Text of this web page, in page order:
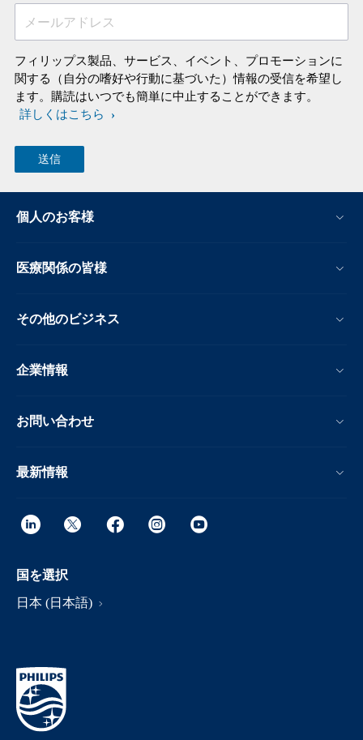
メールアドレス
フィリップス製品、サービス、イベント、プロモーションに
関する（自分の嗜好や行動に基づいた）情報の受信を希望し
ます。購読はいつでも簡単に中止することができます。
詳しくはこちら
個人のお客様
医療関係の皆様
その他のビジネス
企業情報
お問い合わせ
最新情報
国を選択
日本 (日本語)